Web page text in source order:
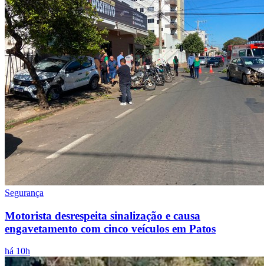
Segurança
Motorista desrespeita sinalização e causa
engavetamento com cinco veículos em Patos
há 10h